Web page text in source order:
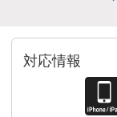
対応情報